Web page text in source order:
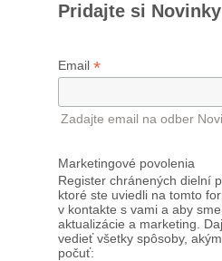
Pridajte si Novinky
Email *
Zadajte email na odber
Marketingové povolenia
Register chránených dielní
ktoré ste uviedli na tomto
v kontakte s vami a aby
aktualizácie a marketing.
vedieť všetky spôsoby,
počuť: